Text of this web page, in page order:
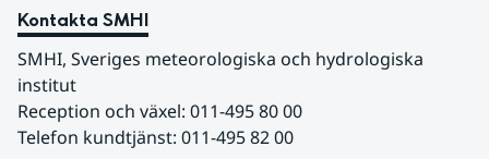
Kontakta SMHI
SMHI, Sveriges meteorologiska och hydrologiska
institut
Reception och växel: 011-495 80 00
Telefon kundtjänst: 011-495 82 00